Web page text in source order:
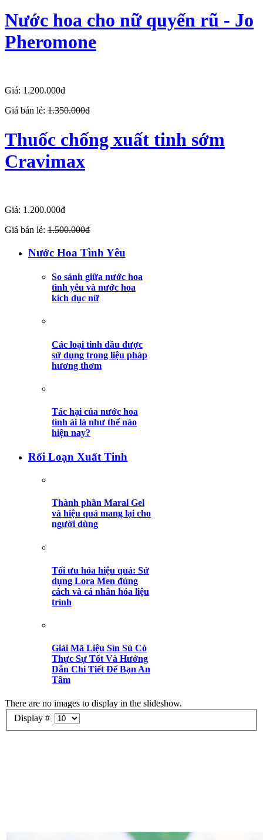
Nước hoa cho nữ quyến rũ - Jo
Pheromone
Giá: 1.200.000đ
Giá bán lẻ: 1.350.000đ
Thuốc chống xuất tinh sớm
Cravimax
Giá: 1.200.000đ
Giá bán lẻ: 1.500.000đ
Nước Hoa Tình Yêu
So sánh giữa nước hoa
tình yêu và nước hoa
kích dục nữ
Các loại tinh dầu được
sử dụng trong liệu pháp
hương thơm
Tác hại của nước hoa
tình ái là như thế nào
hiện nay?
Rối Loạn Xuất Tinh
Thành phần Maral Gel
và hiệu quả mang lại cho
người dùng
Tối ưu hóa hiệu quả: Sử
dụng Lora Men đúng
cách và cá nhân hóa liệu
trình
Giải Mã Liệu Sìn Sú Có
Thực Sự Tốt Và Hướng
Dẫn Chi Tiết Để Bạn An
Tâm
There are no images to display in the slideshow.
Display #